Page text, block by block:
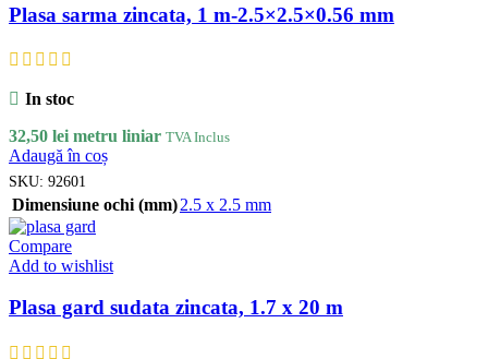
Plasa sarma zincata, 1 m-2.5×2.5×0.56 mm
In stoc
32,50 lei metru liniar TVA Inclus
Adaugă în coș
SKU: 92601
Dimensiune ochi (mm)2.5 x 2.5 mm
Compare
Add to wishlist
Plasa gard sudata zincata, 1.7 x 20 m